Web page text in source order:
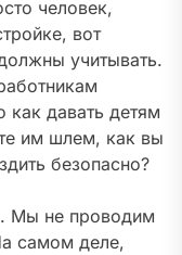
человек,
вот
учитывать.
как давать детям
им шлем, как вы
безопасно?
Мы не проводим
самом деле,